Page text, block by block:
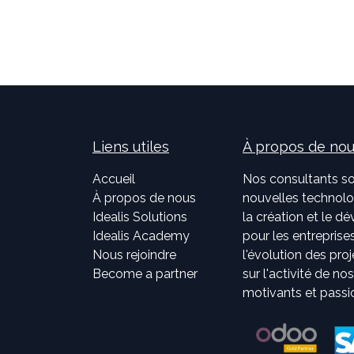
Liens utiles
Accueil
À propos de nous
Idealis Solutions
Idealis Academy
Nous rejoindre
Become a partner
À propos de
Nos consultants
nouvelles
la création et le
pour les
l'évolution des
sur l'activité de
motivants et